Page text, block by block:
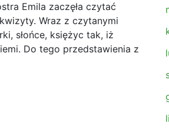
Emila zaczęła czytać
Wraz z czytanymi
słońce, księżyc tak, iż
Do tego przedstawienia z